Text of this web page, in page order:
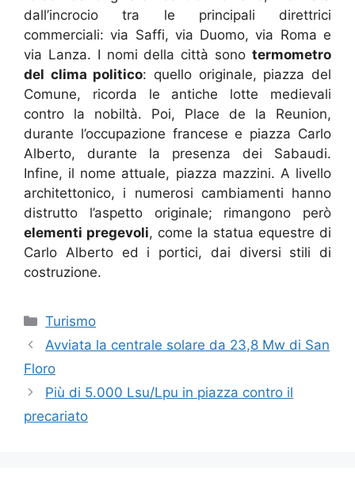
dall’incrocio tra le principali direttrici
commerciali: via Saffi, via Duomo, via Roma e
via Lanza. I nomi della città sono termometro
del clima politico: quello originale, piazza del
Comune, ricorda le antiche lotte medievali
contro la nobiltà. Poi, Place de la Reunion,
durante l’occupazione francese e piazza Carlo
Alberto, durante la presenza dei Sabaudi.
Infine, il nome attuale, piazza mazzini. A livello
architettonico, i numerosi cambiamenti hanno
distrutto l’aspetto originale; rimangono però
elementi pregevoli, come la statua equestre di
Carlo Alberto ed i portici, dai diversi stili di
costruzione.
Categorie
Turismo
Avviata la centrale solare da 23,8 Mw di San
Floro
Più di 5.000 Lsu/Lpu in piazza contro il
precariato